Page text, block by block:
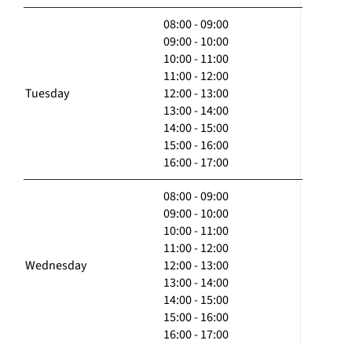
Tuesday
08:00 - 09:00
09:00 - 10:00
10:00 - 11:00
11:00 - 12:00
12:00 - 13:00
13:00 - 14:00
14:00 - 15:00
15:00 - 16:00
16:00 - 17:00
Wednesday
08:00 - 09:00
09:00 - 10:00
10:00 - 11:00
11:00 - 12:00
12:00 - 13:00
13:00 - 14:00
14:00 - 15:00
15:00 - 16:00
16:00 - 17:00